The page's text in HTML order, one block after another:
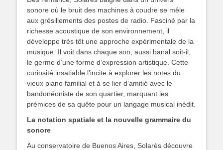
sonore où le bruit des machines à coudre se mêle
aux grésillements des postes de radio. Fasciné par la
richesse acoustique de son environnement, il
développe très tôt une approche expérimentale de la
musique. Il voit dans chaque son, aussi banal soit-il,
le germe d’une forme d’expression artistique. Cette
curiosité insatiable l’incite à explorer les notes du
vieux piano familial et à se lier d’amitié avec le
bandonéoniste de son quartier, marquant les
prémices de sa quête pour un langage musical inédit.
La notation spatiale et la nouvelle grammaire du
sonore
Au conservatoire de Buenos Aires, Solarès découvre